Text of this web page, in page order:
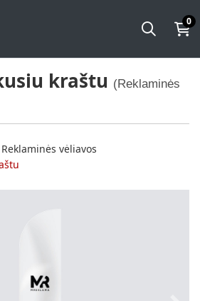
0
kraštu (Reklaminės
Reklaminės vėliavos